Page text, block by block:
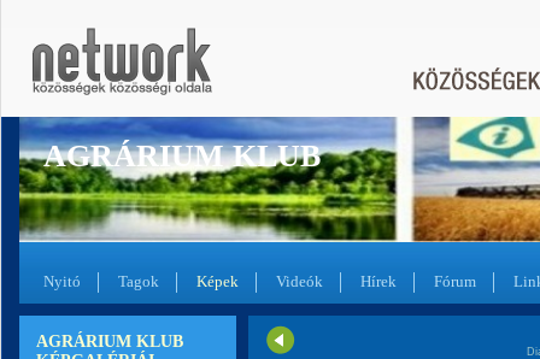
AGRÁRIUM KLUB
Nyitó Tagok Képek Videók Hírek Fórum
AGRÁRIUM KLUB